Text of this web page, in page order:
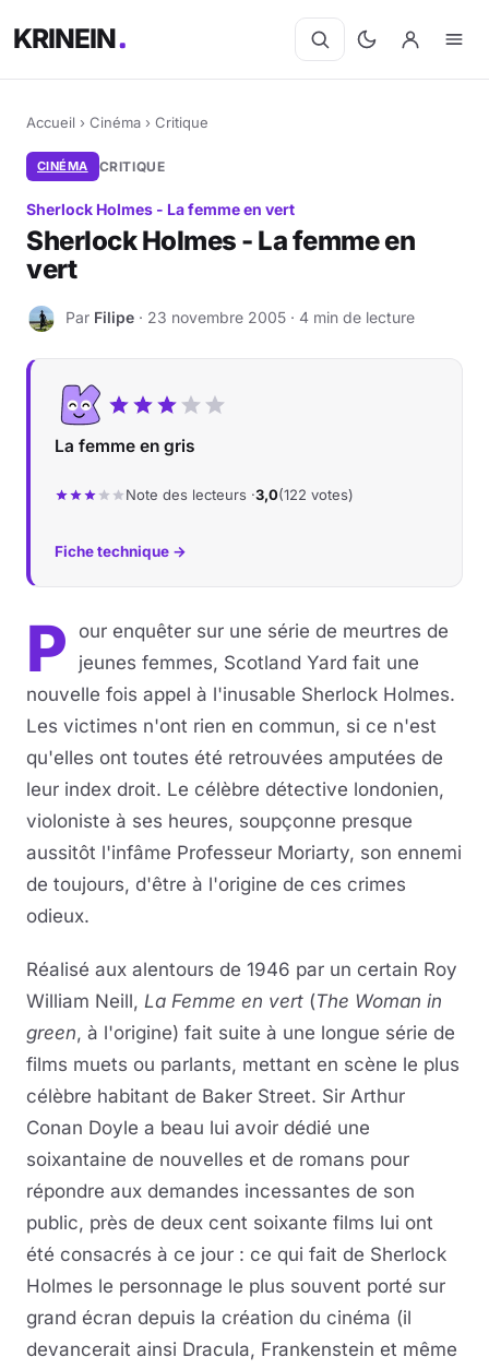
KRINEIN
Accueil › Cinéma › Critique
CINÉMA CRITIQUE
Sherlock Holmes - La femme en vert
Sherlock Holmes - La femme en
vert
F Par Filipe · 23 novembre 2005 · 4 min de lecture
La femme en gris
Note des lecteurs ·3,0(122 votes)
Fiche technique →
P
our enquêter sur une série de meurtres de
jeunes femmes, Scotland Yard fait une
nouvelle fois appel à l'inusable Sherlock Holmes.
Les victimes n'ont rien en commun, si ce n'est
qu'elles ont toutes été retrouvées amputées de
leur index droit. Le célèbre détective londonien,
violoniste à ses heures, soupçonne presque
aussitôt l'infâme Professeur Moriarty, son ennemi
de toujours, d'être à l'origine de ces crimes
odieux.
Réalisé aux alentours de 1946 par un certain Roy
William Neill, La Femme en vert (The Woman in
green, à l'origine) fait suite à une longue série de
films muets ou parlants, mettant en scène le plus
célèbre habitant de Baker Street. Sir Arthur
Conan Doyle a beau lui avoir dédié une
soixantaine de nouvelles et de romans pour
répondre aux demandes incessantes de son
public, près de deux cent soixante films lui ont
été consacrés à ce jour : ce qui fait de Sherlock
Holmes le personnage le plus souvent porté sur
grand écran depuis la création du cinéma (il
devancerait ainsi Dracula, Frankenstein et même